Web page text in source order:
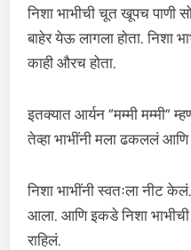
निशा भाभीची चूत खूपच पाणी
बाहेर येऊ लागला होता. निशा
काही औरच होता.
इतक्यात आर्यन “मम्मी मम्मी”
तेव्हा भाभींनी मला ढकललं
निशा भाभींनी स्वतःला नीट
आला. आणि इकडे निशा
राहिलं.